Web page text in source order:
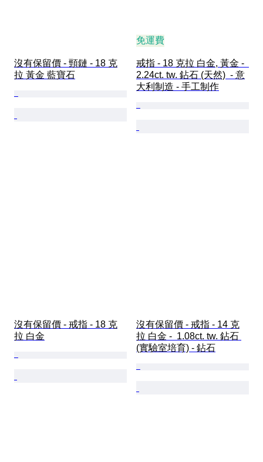
沒有保留價 - 頸鏈 - 18 克
拉 黃金 藍寶石
免運費
戒指 - 18 克拉 白金, 黃金 -
2.24ct. tw. 鉆石 (天然)  - 意
大利制造 - 手工制作
沒有保留價 - 戒指 - 18 克
拉 白金
沒有保留價 - 戒指 - 14 克
拉 白金 -  1.08ct. tw. 鉆石
(實驗室培育) - 鉆石